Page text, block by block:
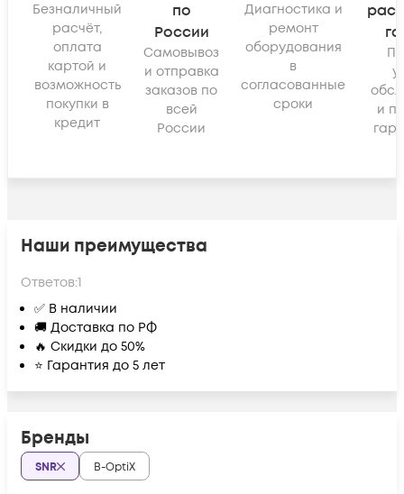
Безналичный
расчёт,
оплата
картой и
возможность
покупки в
кредит
по
России
Самовывоз
и отправка
заказов по
всей
России
Диагностика и
ремонт
оборудования
в
согласованные
сроки
и
Наши преимущества
Ответов:1
✅ В наличии
🚚 Доставка по РФ
🔥 Скидки до 50%
⭐ Гарантия до 5 лет
Бренды
SNR B-OptiX